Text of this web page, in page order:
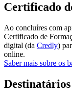
Certificado
Ao concluíres com
Certificado de
digital (da Credly)
online.
Saber mais sobre os
Destinatários